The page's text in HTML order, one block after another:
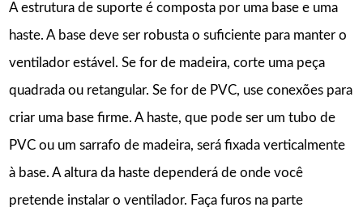
A estrutura de suporte é composta por uma base e uma
haste. A base deve ser robusta o suficiente para manter o
ventilador estável. Se for de madeira, corte uma peça
quadrada ou retangular. Se for de PVC, use conexões para
criar uma base firme. A haste, que pode ser um tubo de
PVC ou um sarrafo de madeira, será fixada verticalmente
à base. A altura da haste dependerá de onde você
pretende instalar o ventilador. Faça furos na parte